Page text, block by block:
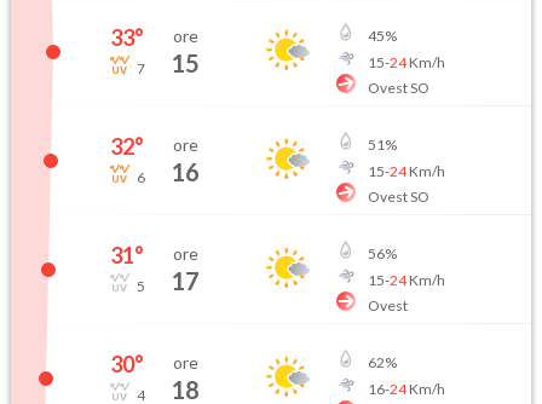
33°
7
ore
15
45%
15-24Km/h
Ovest SO
32°
6
ore
16
51%
15-24Km/h
Ovest SO
31°
5
ore
17
56%
15-24Km/h
Ovest
30°
4
ore
18
62%
16-24Km/h